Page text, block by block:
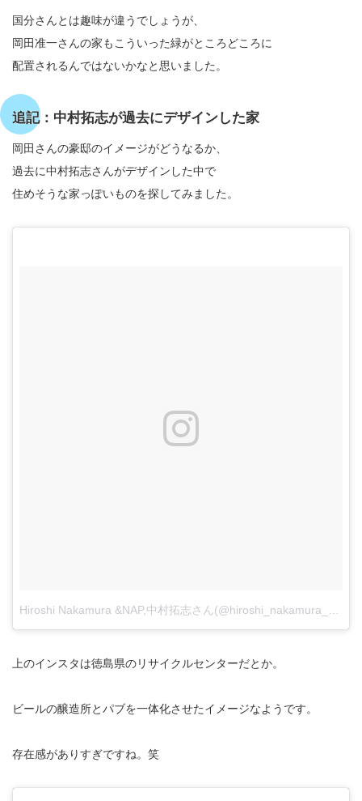
国分さんとは趣味が違うでしょうが、
岡田准一さんの家もこういった緑がところどころに
配置されるんではないかなと思いました。
追記：中村拓志が過去にデザインした家
岡田さんの豪邸のイメージがどうなるか、
過去に中村拓志さんがデザインした中で
住めそうな家っぽいものを探してみました。
上のインスタは徳島県のリサイクルセンターだとか。
ビールの醸造所とパブを一体化させたイメージなようです。
存在感がありすぎですね。笑